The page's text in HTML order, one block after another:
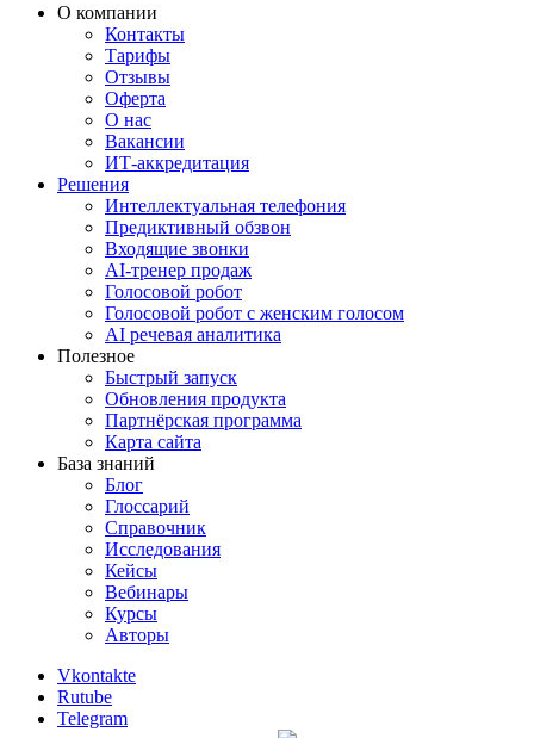
О компании
Контакты
Тарифы
Отзывы
Оферта
О нас
Вакансии
ИТ-аккредитация
Решения
Интеллектуальная телефония
Предиктивный обзвон
Входящие звонки
AI-тренер продаж
Голосовой робот
Голосовой робот с женским голосом
AI речевая аналитика
Полезное
Быстрый запуск
Обновления продукта
Партнёрская программа
Карта сайта
База знаний
Блог
Глоссарий
Справочник
Исследования
Кейсы
Вебинары
Курсы
Авторы
Vkontakte
Rutube
Telegram